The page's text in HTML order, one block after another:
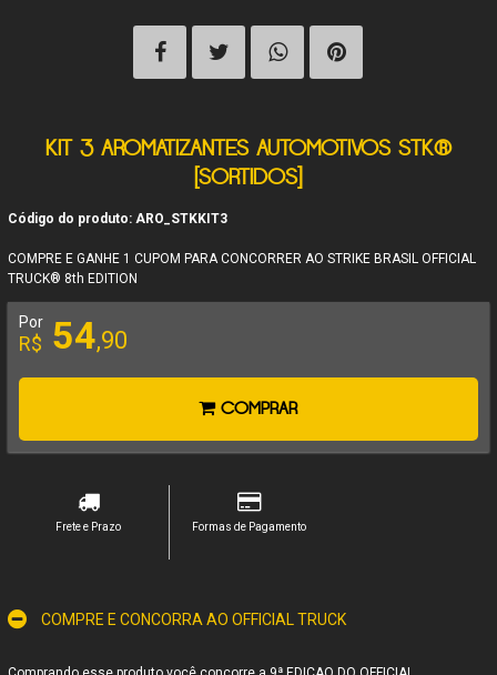
KIT 3 AROMATIZANTES AUTOMOTIVOS STK®
[SORTIDOS]
Código do produto: ARO_STKKIT3
COMPRE E GANHE 1 CUPOM PARA CONCORRER AO STRIKE BRASIL OFFICIAL
TRUCK® 8th EDITION
Por
R$ 54,90
COMPRAR
Frete e Prazo Formas de Pagamento
COMPRE E CONCORRA AO OFFICIAL TRUCK